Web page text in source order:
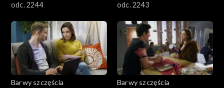
odc. 2244
odc. 2243
Barwy szczęścia
Barwy szczęścia